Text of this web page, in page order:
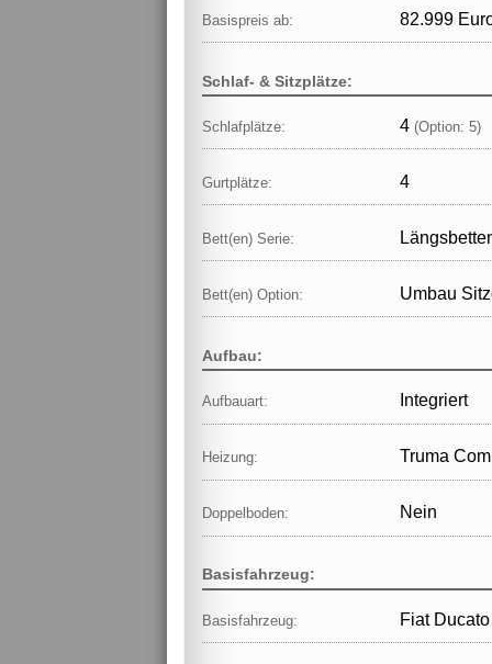
Basispreis ab: 82.999
Schlaf- & Sitzplätze:
Schlafplätze: 4 (Option: 5)
Gurtplätze: 4
Bett(en) Serie:
Bett(en) Option: Umbau
Aufbau:
Aufbauart: Integriert
Heizung: Truma
Doppelboden: Nein
Basisfahrzeug:
Basisfahrzeug: Fiat Ducato